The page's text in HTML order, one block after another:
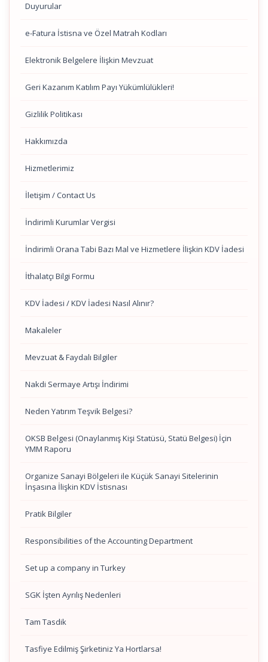
Duyurular
e-Fatura İstisna ve Özel Matrah Kodları
Elektronik Belgelere İlişkin Mevzuat
Geri Kazanım Katılım Payı Yükümlülükleri!
Gizlilik Politikası
Hakkımızda
Hizmetlerimiz
İletişim / Contact Us
İndirimli Kurumlar Vergisi
İndirimli Orana Tabi Bazı Mal ve Hizmetlere İlişkin KDV İadesi
İthalatçı Bilgi Formu
KDV İadesi / KDV İadesi Nasıl Alınır?
Makaleler
Mevzuat & Faydalı Bilgiler
Nakdi Sermaye Artışı İndirimi
Neden Yatırım Teşvik Belgesi?
OKSB Belgesi (Onaylanmış Kişi Statüsü, Statü Belgesi) İçin
YMM Raporu
Organize Sanayi Bölgeleri ile Küçük Sanayi Sitelerinin
İnşasına İlişkin KDV İstisnası
Pratik Bilgiler
Responsibilities of the Accounting Department
Set up a company in Turkey
SGK İşten Ayrılış Nedenleri
Tam Tasdik
Tasfiye Edilmiş Şirketiniz Ya Hortlarsa!